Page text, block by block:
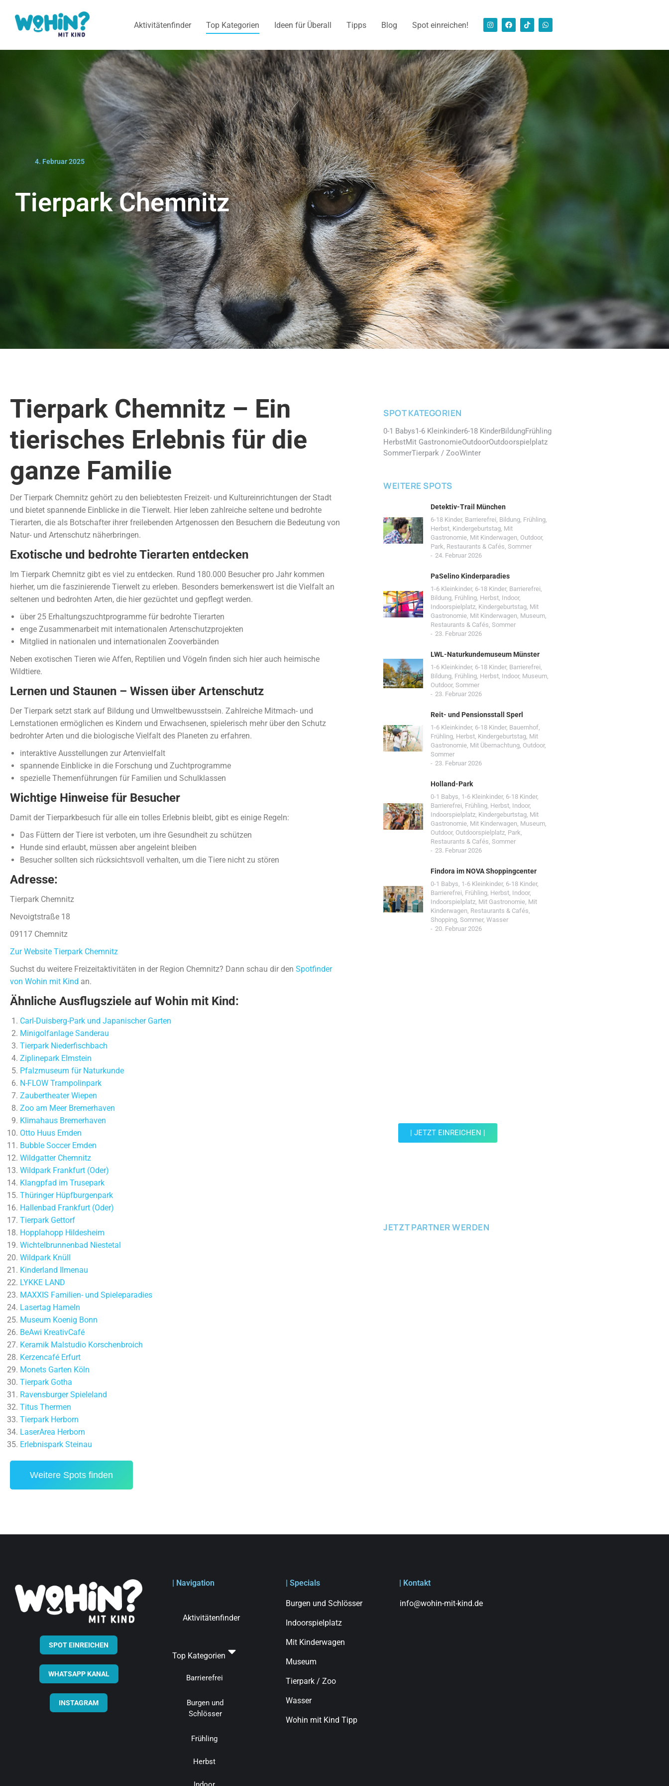
Aktivitätenfinder Top Kategorien Ideen für Überall Tipps Blog Spot einreichen!
4. Februar 2025
Tierpark Chemnitz
Tierpark Chemnitz – Ein
tierisches Erlebnis für die
ganze Familie
Der Tierpark Chemnitz gehört zu den beliebtesten Freizeit- und Kultureinrichtungen der Stadt
und bietet spannende Einblicke in die Tierwelt. Hier leben zahlreiche seltene und bedrohte
Tierarten, die als Botschafter ihrer freilebenden Artgenossen den Besuchern die Bedeutung von
Natur- und Artenschutz näherbringen.
Exotische und bedrohte Tierarten entdecken
Im Tierpark Chemnitz gibt es viel zu entdecken. Rund 180.000 Besucher pro Jahr kommen
hierher, um die faszinierende Tierwelt zu erleben. Besonders bemerkenswert ist die Vielfalt an
seltenen und bedrohten Arten, die hier gezüchtet und gepflegt werden.
über 25 Erhaltungszuchtprogramme für bedrohte Tierarten
enge Zusammenarbeit mit internationalen Artenschutzprojekten
Mitglied in nationalen und internationalen Zooverbänden
Neben exotischen Tieren wie Affen, Reptilien und Vögeln finden sich hier auch heimische
Wildtiere.
Lernen und Staunen – Wissen über Artenschutz
Der Tierpark setzt stark auf Bildung und Umweltbewusstsein. Zahlreiche Mitmach- und
Lernstationen ermöglichen es Kindern und Erwachsenen, spielerisch mehr über den Schutz
bedrohter Arten und die biologische Vielfalt des Planeten zu erfahren.
interaktive Ausstellungen zur Artenvielfalt
spannende Einblicke in die Forschung und Zuchtprogramme
spezielle Themenführungen für Familien und Schulklassen
Wichtige Hinweise für Besucher
Damit der Tierparkbesuch für alle ein tolles Erlebnis bleibt, gibt es einige Regeln:
Das Füttern der Tiere ist verboten, um ihre Gesundheit zu schützen
Hunde sind erlaubt, müssen aber angeleint bleiben
Besucher sollten sich rücksichtsvoll verhalten, um die Tiere nicht zu stören
Adresse:
Tierpark Chemnitz
Nevoigtstraße 18
09117 Chemnitz
Zur Website Tierpark Chemnitz
Suchst du weitere Freizeitaktivitäten in der Region Chemnitz? Dann schau dir den Spotfinder
von Wohin mit Kind an.
Ähnliche Ausflugsziele auf Wohin mit Kind:
Carl-Duisberg-Park und Japanischer Garten
Minigolfanlage Sanderau
Tierpark Niederfischbach
Ziplinepark Elmstein
Pfalzmuseum für Naturkunde
N-FLOW Trampolinpark
Zaubertheater Wiepen
Zoo am Meer Bremerhaven
Klimahaus Bremerhaven
Otto Huus Emden
Bubble Soccer Emden
Wildgatter Chemnitz
Wildpark Frankfurt (Oder)
Klangpfad im Trusepark
Thüringer Hüpfburgenpark
Hallenbad Frankfurt (Oder)
Tierpark Gettorf
Hopplahopp Hildesheim
Wichtelbrunnenbad Niestetal
Wildpark Knüll
Kinderland Ilmenau
LYKKE LAND
MAXXIS Familien- und Spieleparadies
Lasertag Hameln
Museum Koenig Bonn
BeAwi KreativCafé
Keramik Malstudio Korschenbroich
Kerzencafé Erfurt
Monets Garten Köln
Tierpark Gotha
Ravensburger Spieleland
Titus Thermen
Tierpark Herborn
LaserArea Herborn
Erlebnispark Steinau
Weitere Spots finden
SPOT KATEGORIEN
0-1 Babys1-6 Kleinkinder6-18 KinderBildungFrühling
HerbstMit GastronomieOutdoorOutdoorspielplatz
SommerTierpark / ZooWinter
WEITERE SPOTS
Detektiv-Trail München
6-18 Kinder, Barrierefrei, Bildung, Frühling,
Herbst, Kindergeburtstag, Mit
Gastronomie, Mit Kinderwagen, Outdoor,
Park, Restaurants & Cafés, Sommer
24. Februar 2026
PaSelino Kinderparadies
1-6 Kleinkinder, 6-18 Kinder, Barrierefrei,
Bildung, Frühling, Herbst, Indoor,
Indoorspielplatz, Kindergeburtstag, Mit
Gastronomie, Mit Kinderwagen, Museum,
Restaurants & Cafés, Sommer
23. Februar 2026
LWL-Naturkundemuseum Münster
1-6 Kleinkinder, 6-18 Kinder, Barrierefrei,
Bildung, Frühling, Herbst, Indoor, Museum,
Outdoor, Sommer
23. Februar 2026
Reit- und Pensionsstall Sperl
1-6 Kleinkinder, 6-18 Kinder, Bauernhof,
Frühling, Herbst, Kindergeburtstag, Mit
Gastronomie, Mit Übernachtung, Outdoor,
Sommer
23. Februar 2026
Holland-Park
0-1 Babys, 1-6 Kleinkinder, 6-18 Kinder,
Barrierefrei, Frühling, Herbst, Indoor,
Indoorspielplatz, Kindergeburtstag, Mit
Gastronomie, Mit Kinderwagen, Museum,
Outdoor, Outdoorspielplatz, Park,
Restaurants & Cafés, Sommer
23. Februar 2026
Findora im NOVA Shoppingcenter
0-1 Babys, 1-6 Kleinkinder, 6-18 Kinder,
Barrierefrei, Frühling, Herbst, Indoor,
Indoorspielplatz, Mit Gastronomie, Mit
Kinderwagen, Restaurants & Cafés,
Shopping, Sommer, Wasser
20. Februar 2026
| JETZT EINREICHEN |
JETZT PARTNER WERDEN
SPOT EINREICHEN
WHATSAPP KANAL
INSTAGRAM
| Navigation
Aktivitätenfinder
Top Kategorien
Barrierefrei
Burgen und
Schlösser
Frühling
Herbst
| Specials
Burgen und Schlösser
Indoorspielplatz
Mit Kinderwagen
Museum
Tierpark / Zoo
Wasser
Wohin mit Kind Tipp
| Kontakt
info@wohin-mit-kind.de